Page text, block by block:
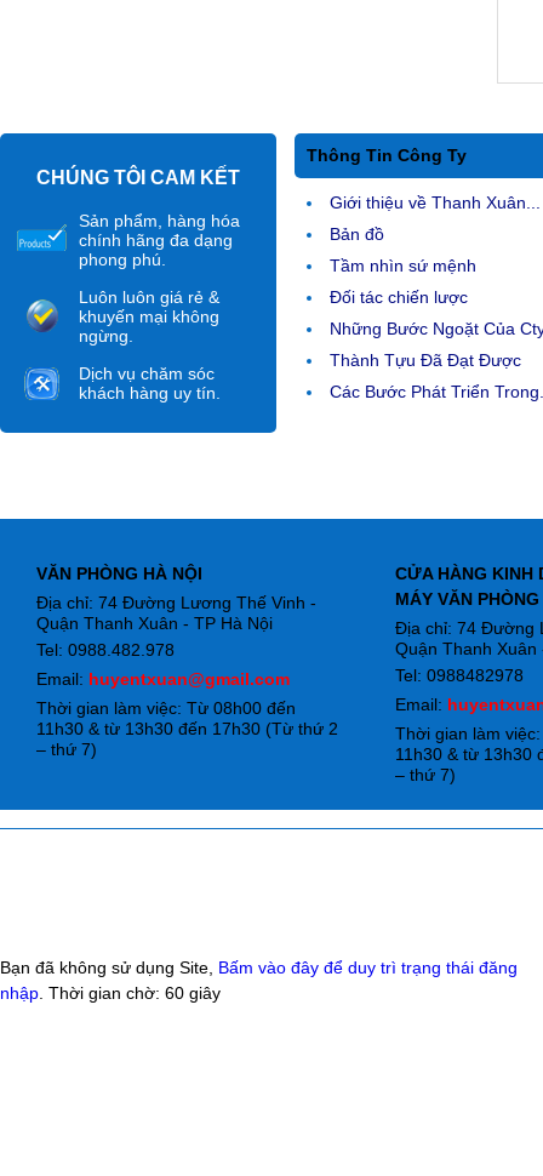
CHÚNG TÔI CAM KẾT
Sản phẩm, hàng hóa
chính hãng đa dạng
phong phú.
Luôn luôn giá rẻ &
khuyến mại không
ngừng.
Dịch vụ chăm sóc
khách hàng uy tín.
Thông Tin Công Ty
Giới thiệu về Thanh Xuân...
Bản đồ
Tầm nhìn sứ mệnh
Đối tác chiến lược
Những Bước Ngoặt Của
Thành Tựu Đã Đạt Được
Các Bước Phát Triển
VĂN PHÒNG HÀ NỘI
Địa chỉ: 74 Đường Lương Thế Vinh -
Quận Thanh Xuân - TP Hà Nội
Tel: 0988.482.978
Email: huyentxuan@gmail.com
Thời gian làm việc: Từ 08h00 đến
11h30 & từ 13h30 đến 17h30 (Từ thứ 2
– thứ 7)
CỬA HÀNG KINH
MÁY VĂN PHÒNG
Địa chỉ: 74 Đường
Quận Thanh Xuân
Tel: 0988482978
Email:
Thời gian làm
11h30 & từ 13h30
– thứ 7)
Bạn đã không sử dụng Site, Bấm vào đây để duy trì trạng thái đăng
nhập . Thời gian chờ: 60 giây